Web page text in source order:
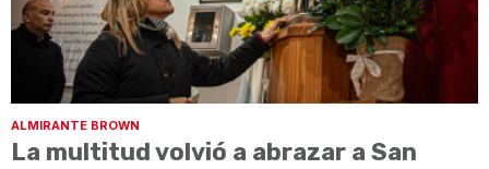
ALMIRANTE BROWN
La multitud volvió a abrazar a San